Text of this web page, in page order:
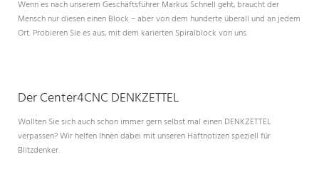
Wenn es nach unserem Geschäftsführer Markus Schnell geht, braucht der
Mensch nur diesen einen Block – aber von dem hunderte überall und an jedem
Ort. Probieren Sie es aus, mit dem karierten Spiralblock von uns.
Der Center4CNC DENKZETTEL
Wollten Sie sich auch schon immer gern selbst mal einen DENKZETTEL
verpassen? Wir helfen Ihnen dabei mit unseren Haftnotizen speziell für
Blitzdenker.